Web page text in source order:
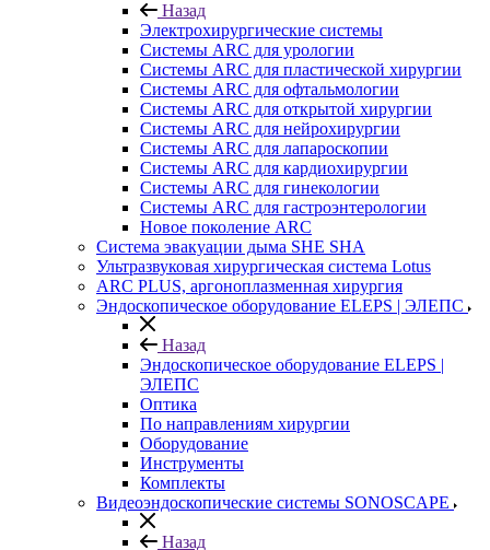
Назад
Электрохирургические системы
Системы ARC для урологии
Системы ARC для пластической хирургии
Системы ARC для офтальмологии
Системы ARC для открытой хирургии
Системы ARC для нейрохирургии
Системы ARC для лапароскопии
Системы ARC для кардиохирургии
Системы ARC для гинекологии
Системы ARC для гастроэнтерологии
Новое поколение ARC
Система эвакуации дыма SHE SHA
Ультразвуковая хирургическая система Lotus
ARC PLUS, аргоноплазменная хирургия
Эндоскопическое оборудование ELEPS | ЭЛЕПС
Назад
Эндоскопическое оборудование ELEPS |
ЭЛЕПС
Оптика
По направлениям хирургии
Оборудование
Инструменты
Комплекты
Видеоэндоскопические системы SONOSCAPE
Назад